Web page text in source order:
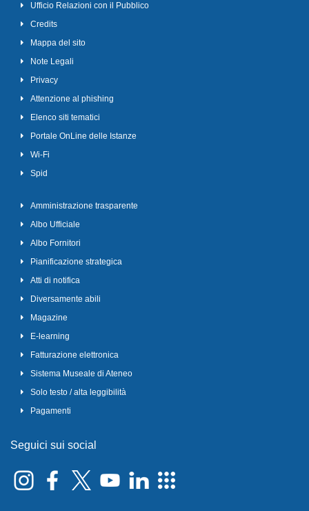
Ufficio Relazioni con il Pubblico
Credits
Mappa del sito
Note Legali
Privacy
Attenzione al phishing
Elenco siti tematici
Portale OnLine delle Istanze
Wi-Fi
Spid
Amministrazione trasparente
Albo Ufficiale
Albo Fornitori
Pianificazione strategica
Atti di notifica
Diversamente abili
Magazine
E-learning
Fatturazione elettronica
Sistema Museale di Ateneo
Solo testo / alta leggibilità
Pagamenti
Seguici sui social